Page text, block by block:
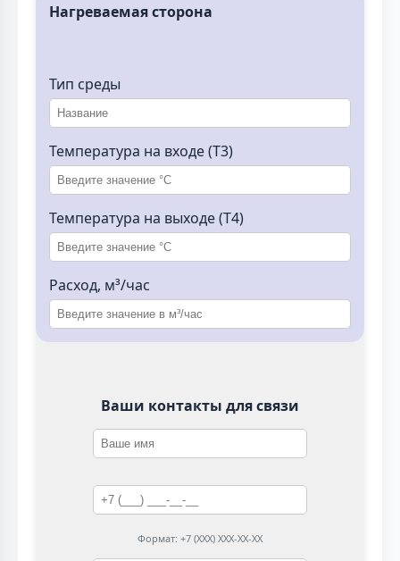
Нагреваемая сторона
Тип среды
Температура на входе (T3)
Температура на выходе (T4)
Расход, м³/час
Ваши контакты для связи
Формат: +7 (XXX) XXX-XX-XX